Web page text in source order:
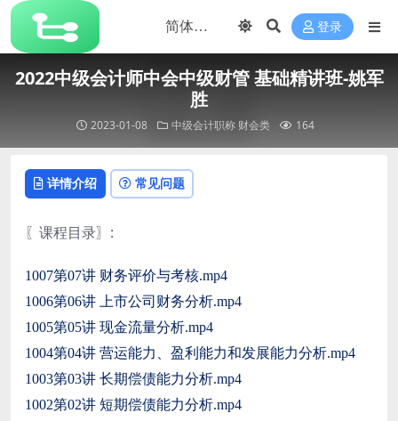
登录
2022中级会计师中会中级财管 基础精讲班-姚军
胜
2023-01-08 中级会计职称 财会类 164
详情介绍 常见问题
〖课程目录〗:
1007第07讲 财务评价与考核.mp4
1006第06讲 上市公司财务分析.mp4
1005第05讲 现金流量分析.mp4
1004第04讲 营运能力、盈利能力和发展能力分析.mp4
1003第03讲 长期偿债能力分析.mp4
1002第02讲 短期偿债能力分析.mp4